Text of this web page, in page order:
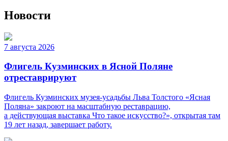
Новости
7 августа 2026
Флигель Кузминских в Ясной Поляне
отреставрируют
Флигель Кузминских музея-усадьбы Льва Толстого «Ясная
Поляна» закроют на масштабную реставрацию,
а действующая выставка Что такое искусство?», открытая там
19 лет назад, завершает работу.